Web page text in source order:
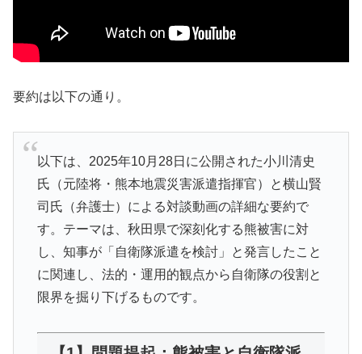
要約は以下の通り。
以下は、2025年10月28日に公開された小川清史
氏（元陸将・熊本地震災害派遣指揮官）と横山賢
司氏（弁護士）による対談動画の詳細な要約で
す。テーマは、秋田県で深刻化する熊被害に対
し、知事が「自衛隊派遣を検討」と発言したこと
に関連し、法的・運用的観点から自衛隊の役割と
限界を掘り下げるものです。